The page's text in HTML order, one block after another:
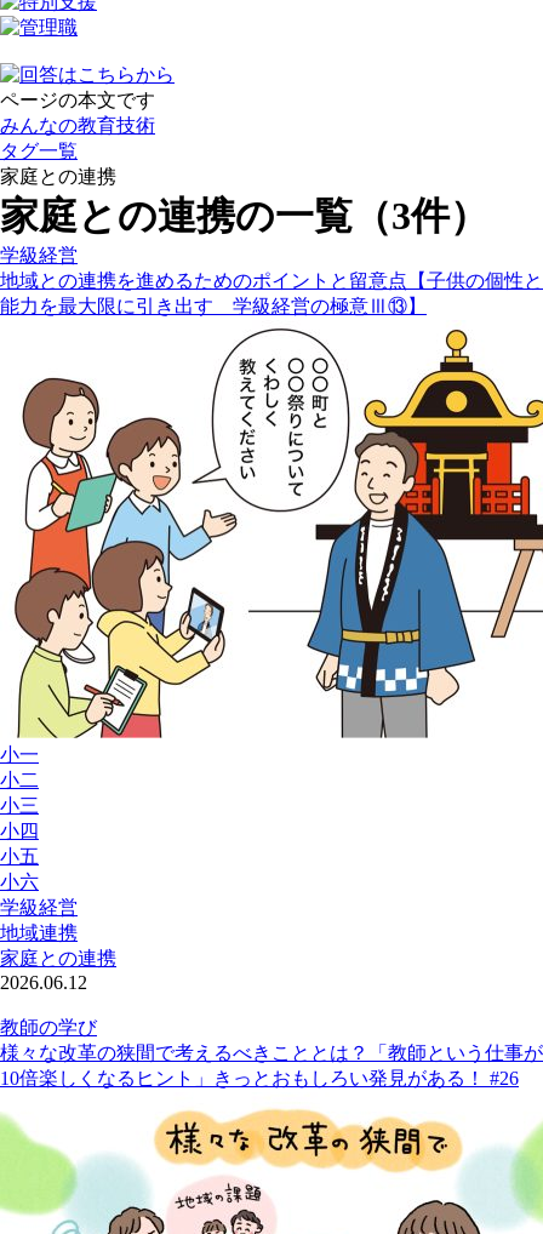
ページの本文です
みんなの教育技術
タグ一覧
家庭との連携
家庭との連携の一覧（3件）
学級経営
地域との連携を進めるためのポイントと留意点【子供の個性と
能力を最大限に引き出す 学級経営の極意Ⅲ⑬】
小一
小二
小三
小四
小五
小六
学級経営
地域連携
家庭との連携
2026.06.12
教師の学び
様々な改革の狭間で考えるべきこととは？「教師という仕事が
10倍楽しくなるヒント」きっとおもしろい発見がある！ #26